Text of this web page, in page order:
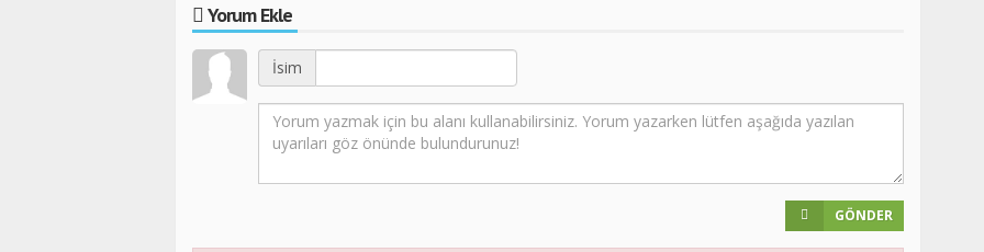
Yorum Ekle
İsim
GÖNDER